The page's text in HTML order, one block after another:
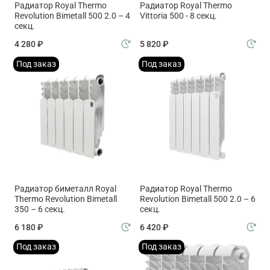
Радиатор Royal Thermo
Revolution Bimetall 500 2.0 – 4
секц.
4 280 ₽
Радиатор Royal Thermo
Vittoria 500 - 8 секц.
5 820 ₽
Под заказ
Радиатор биметалл Royal
Thermo Revolution Bimetall
350 – 6 секц.
6 180 ₽
Под заказ
Радиатор Royal Thermo
Revolution Bimetall 500 2.0 – 6
секц.
6 420 ₽
Под заказ Под заказ